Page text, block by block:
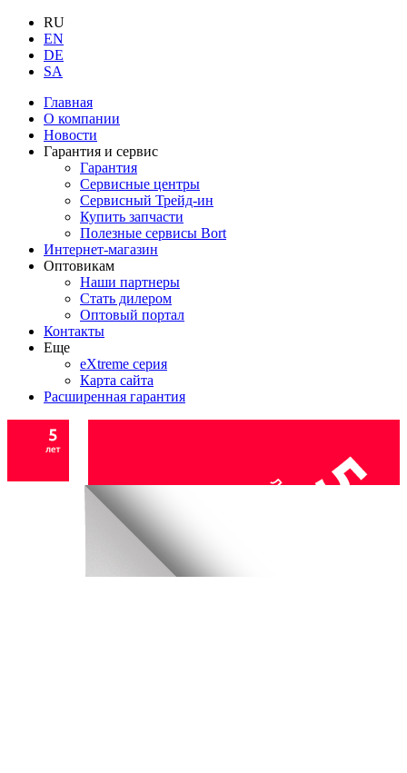
RU
EN
DE
SA
Главная
О компании
Новости
Гарантия и сервис
Гарантия
Сервисные центры
Сервисный Трейд-ин
Купить запчасти
Полезные сервисы Bort
Интернет-магазин
Оптовикам
Наши партнеры
Стать дилером
Оптовый портал
Контакты
Еще
eXtreme серия
Карта сайта
Расширенная гарантия